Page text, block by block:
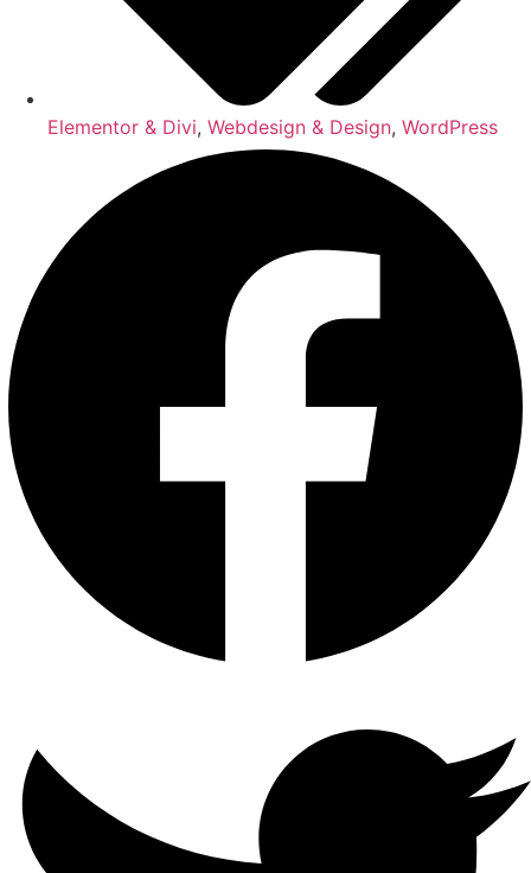
Elementor & Divi, Webdesign & Design, WordPress